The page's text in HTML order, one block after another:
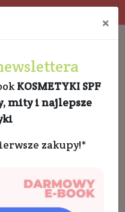
×
KOSMETYKI SPF
mity i najlepsze
zakupy!*